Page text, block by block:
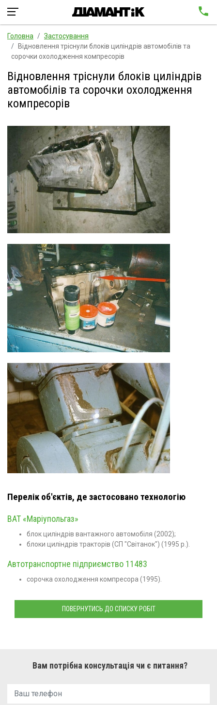
Головна
Застосування
Відновлення тріснули блоків циліндрів автомобілів та
сорочки охолодження компресорів
Відновлення тріснули блоків циліндрів
автомобілів та сорочки охолодження
компресорів
Перелік об'єктів, де застосовано технологію
ВАТ «Маріупольгаз»
блок циліндрів вантажного автомобіля (2002);
блоки циліндрів тракторів (СП "Світанок") (1995 р.).
Автотранспортне підприємство 11483
сорочка охолодження компресора (1995).
ПОВЕРНУТИСЬ ДО СПИСКУ РОБІТ
Вам потрібна консультація чи є питання?